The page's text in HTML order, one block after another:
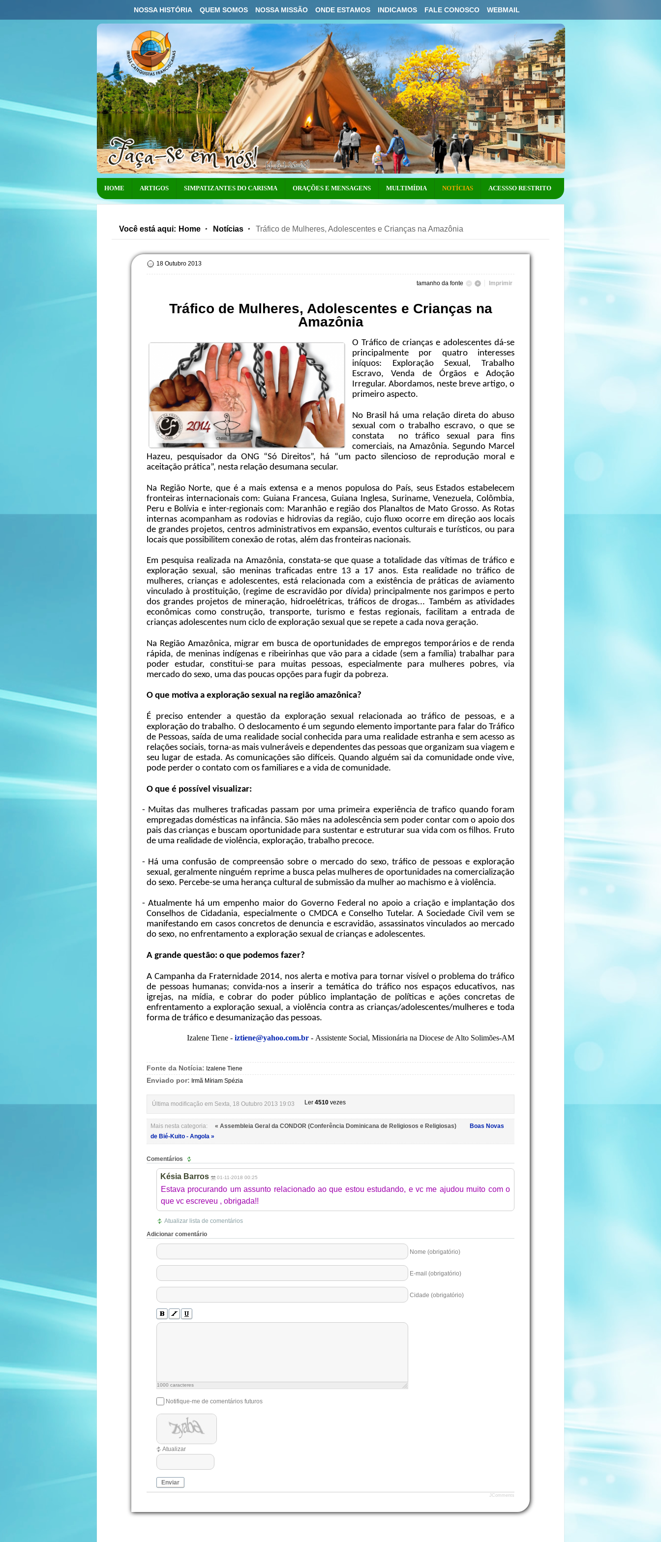
NOSSA HISTÓRIA QUEM SOMOS NOSSA MISSÃO ONDE ESTAMOS INDICAMOS FALE CONOSCO WEBMAIL
HOME ARTIGOS SIMPATIZANTES DO CARISMA ORAÇÕES E MENSAGENS MULTIMÍDIA NOTÍCIAS ACESSSO RESTRITO
Você está aqui: Home Notícias Tráfico de Mulheres, Adolescentes e Crianças na Amazônia
18 Outubro 2013
tamanho da fonte Imprimir
Tráfico de Mulheres, Adolescentes e Crianças na
Amazônia
O Tráfico de crianças e adolescentes dá-se
principalmente por quatro interesses
iníquos: Exploração Sexual, Trabalho
Escravo, Venda de Órgãos e Adoção
Irregular. Abordamos, neste breve artigo, o
primeiro aspecto.
No Brasil há uma relação direta do abuso
sexual com o trabalho escravo, o que se
constata no tráfico sexual para fins
comerciais, na Amazônia. Segundo Marcel
Hazeu, pesquisador da ONG “Só Direitos”, há “um pacto silencioso de reprodução moral e
aceitação prática”, nesta relação desumana secular.
Na Região Norte, que é a mais extensa e a menos populosa do País, seus Estados estabelecem
fronteiras internacionais com: Guiana Francesa, Guiana Inglesa, Suriname, Venezuela, Colômbia,
Peru e Bolívia e inter-regionais com: Maranhão e região dos Planaltos de Mato Grosso. As Rotas
internas acompanham as rodovias e hidrovias da região, cujo fluxo ocorre em direção aos locais
de grandes projetos, centros administrativos em expansão, eventos culturais e turísticos, ou para
locais que possibilitem conexão de rotas, além das fronteiras nacionais.
Em pesquisa realizada na Amazônia, constata-se que quase a totalidade das vítimas de tráfico e
exploração sexual, são meninas traficadas entre 13 a 17 anos. Esta realidade no tráfico de
mulheres, crianças e adolescentes, está relacionada com a existência de práticas de aviamento
vinculado à prostituição, (regime de escravidão por dívida) principalmente nos garimpos e perto
dos grandes projetos de mineração, hidroelétricas, tráficos de drogas... Também as atividades
econômicas como construção, transporte, turismo e festas regionais, facilitam a entrada de
crianças adolescentes num ciclo de exploração sexual que se repete a cada nova geração.
Na Região Amazônica, migrar em busca de oportunidades de empregos temporários e de renda
rápida, de meninas indígenas e ribeirinhas que vão para a cidade (sem a família) trabalhar para
poder estudar, constitui-se para muitas pessoas, especialmente para mulheres pobres, via
mercado do sexo, uma das poucas opções para fugir da pobreza.
O que motiva a exploração sexual na região amazônica?
É preciso entender a questão da exploração sexual relacionada ao tráfico de pessoas, e a
exploração do trabalho. O deslocamento é um segundo elemento importante para falar do Tráfico
de Pessoas, saída de uma realidade social conhecida para uma realidade estranha e sem acesso as
relações sociais, torna-as mais vulneráveis e dependentes das pessoas que organizam sua viagem e
seu lugar de estada. As comunicações são difíceis. Quando alguém sai da comunidade onde vive,
pode perder o contato com os familiares e a vida de comunidade.
O que é possível visualizar:
- Muitas das mulheres traficadas passam por uma primeira experiência de trafico quando foram
empregadas domésticas na infância. São mães na adolescência sem poder contar com o apoio dos
pais das crianças e buscam oportunidade para sustentar e estruturar sua vida com os filhos. Fruto
de uma realidade de violência, exploração, trabalho precoce.
- Há uma confusão de compreensão sobre o mercado do sexo, tráfico de pessoas e exploração
sexual, geralmente ninguém reprime a busca pelas mulheres de oportunidades na comercialização
do sexo. Percebe-se uma herança cultural de submissão da mulher ao machismo e à violência.
- Atualmente há um empenho maior do Governo Federal no apoio a criação e implantação dos
Conselhos de Cidadania, especialmente o CMDCA e Conselho Tutelar. A Sociedade Civil vem se
manifestando em casos concretos de denuncia e escravidão, assassinatos vinculados ao mercado
do sexo, no enfrentamento a exploração sexual de crianças e adolescentes.
A grande questão: o que podemos fazer?
A Campanha da Fraternidade 2014, nos alerta e motiva para tornar visível o problema do tráfico
de pessoas humanas; convida-nos a inserir a temática do tráfico nos espaços educativos, nas
igrejas, na mídia, e cobrar do poder público implantação de políticas e ações concretas de
enfrentamento a exploração sexual, a violência contra as crianças/adolescentes/mulheres e toda
forma de tráfico e desumanização das pessoas.
Izalene Tiene - iztiene@yahoo.com.br - Assistente Social, Missionária na Diocese de Alto Solimões-AM
Fonte da Notícia: Izalene Tiene
Enviado por: Irmã Míriam Spézia
Ler 4510 vezes
Última modificação em Sexta, 18 Outubro 2013 19:03
Mais nesta categoria: « Assembleia Geral da CONDOR (Conferência Dominicana de Religiosos e Religiosas)
Boas Novas
de Bié-Kuito - Angola »
Comentários
Késia Barros 01-11-2018 00:25
Estava procurando um assunto relacionado ao que estou estudando, e vc me ajudou muito com o
que vc escreveu , obrigada!!
Atualizar lista de comentários
Adicionar comentário
Nome (obrigatório)
E-mail (obrigatório)
Cidade (obrigatório)
1000 caracteres
Notifique-me de comentários futuros
Atualizar
Enviar
JComments